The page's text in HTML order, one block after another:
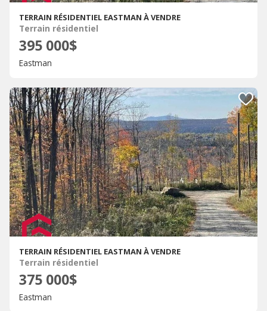
TERRAIN RÉSIDENTIEL EASTMAN À VENDRE
Terrain résidentiel
395 000$
Eastman
TERRAIN RÉSIDENTIEL EASTMAN À VENDRE
Terrain résidentiel
375 000$
Eastman